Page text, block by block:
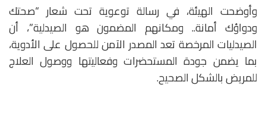
وأوضحت الهيئة، في رسالة توعوية تحت شعار “صحتك
ودواؤك أمانة.. ومكانهم المضمون هو الصيدلية”، أن
الصيدليات المرخصة تعد المصدر الآمن للحصول على الأدوية،
بما يضمن جودة المستحضرات وفعاليتها ووصول العلاج
للمريض بالشكل الصحيح.